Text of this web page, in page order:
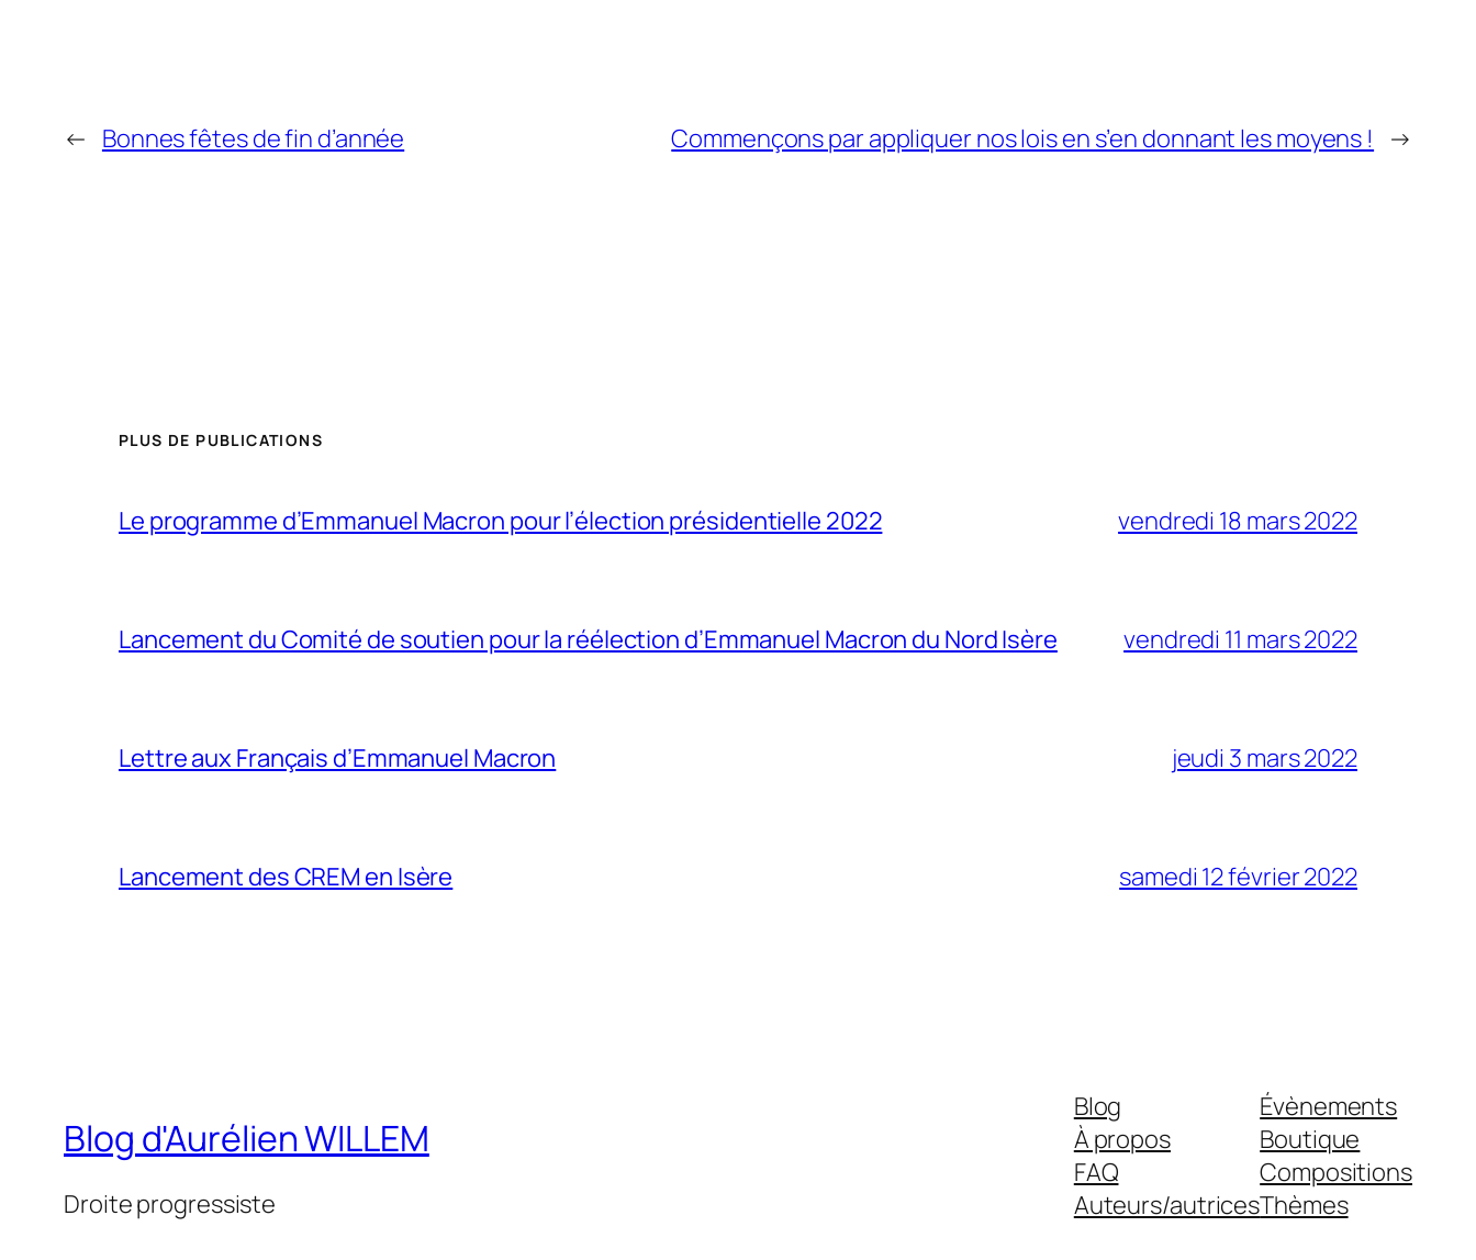
← Bonnes fêtes de fin d’année Commençons par appliquer nos lois en s’en donnant les moyens ! →
PLUS DE PUBLICATIONS
Le programme d’Emmanuel Macron pour l’élection présidentielle 2022 vendredi 18 mars 2022
Lancement du Comité de soutien pour la réélection d’Emmanuel Macron du Nord Isère vendredi 11 mars 2022
Lettre aux Français d’Emmanuel Macron jeudi 3 mars 2022
Lancement des CREM en Isère samedi 12 février 2022
Blog d'Aurélien WILLEM
Droite progressiste
Blog
À propos
FAQ
Auteurs/autrices
Évènements
Boutique
Compositions
Thèmes